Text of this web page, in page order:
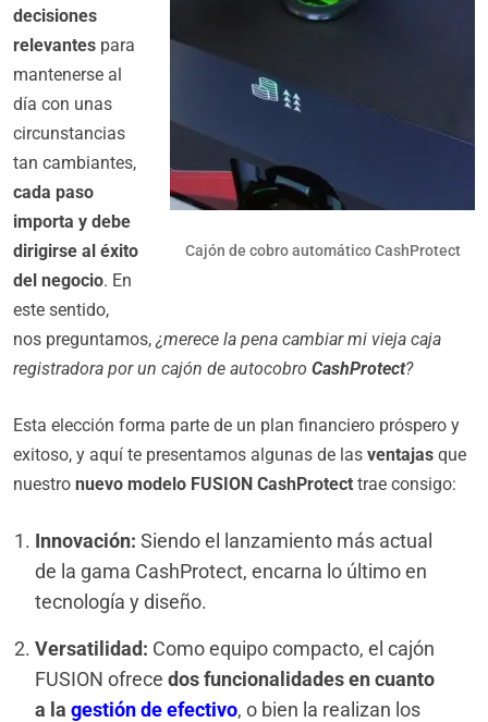
Cajón de cobro automático CashProtect
decisiones
relevantes para
mantenerse al
día con unas
circunstancias
tan cambiantes,
cada paso
importa y debe
dirigirse al éxito
del negocio. En
este sentido,
nos preguntamos, ¿merece la pena cambiar mi vieja caja
registradora por un cajón de autocobro CashProtect?
Esta elección forma parte de un plan financiero próspero y
exitoso, y aquí te presentamos algunas de las ventajas que
nuestro nuevo modelo FUSION CashProtect trae consigo:
Innovación: Siendo el lanzamiento más actual
de la gama CashProtect, encarna lo último en
tecnología y diseño.
Versatilidad: Como equipo compacto, el cajón
FUSION ofrece dos funcionalidades en cuanto
a la gestión de efectivo, o bien la realizan los